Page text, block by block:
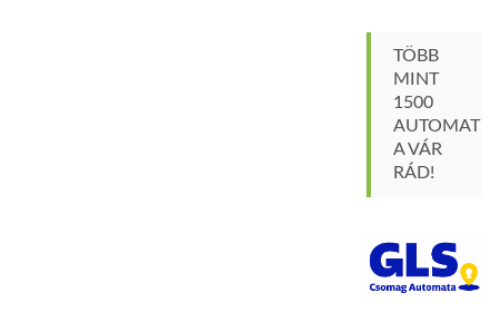
TÖBB
MINT
1500
AUTOMAT
A VÁR
RÁD!